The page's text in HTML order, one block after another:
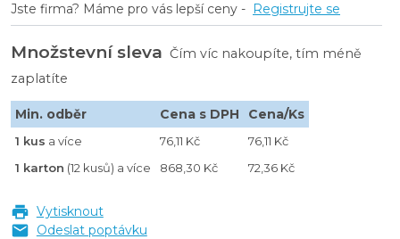
Jste firma? Máme pro vás lepší ceny - Registrujte se
Množstevní sleva Čím víc nakoupíte, tím méně
zaplatíte
Min. odběr Cena s DPH Cena/Ks
1 kus a více 76,11 Kč
76,11 Kč
1 karton (12 kusů) a více 868,30 Kč 72,36 Kč
Vytisknout
Odeslat poptávku